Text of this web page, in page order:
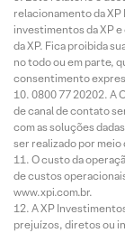
relacionamento da
investimentos da XP
da XP. Fica proibida
no todo ou em parte,
consentimento
0800 77 20202. A
de canal de contato
com as soluções
ser realizado por
O custo da
de custos
www.xpi.com.br.
A XP
prejuízos, diretos ou